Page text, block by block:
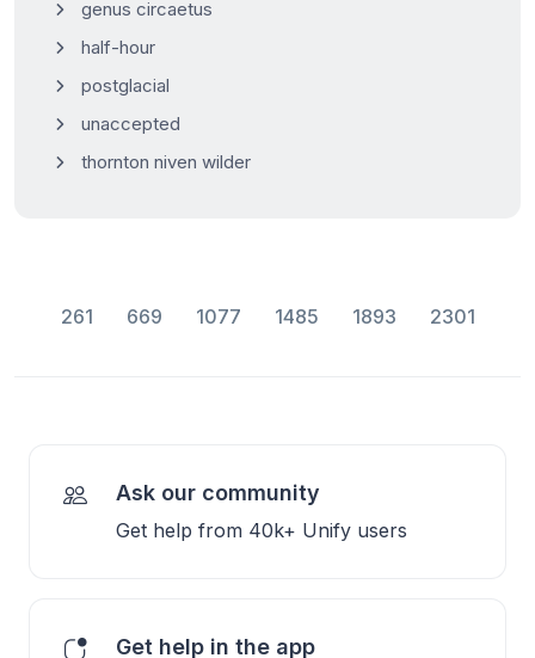
genus circaetus
half-hour
postglacial
unaccepted
thornton niven wilder
261 669 1077 1485 1893 2301
Ask our community
Get help from 40k+ Unify users
Get help in the app